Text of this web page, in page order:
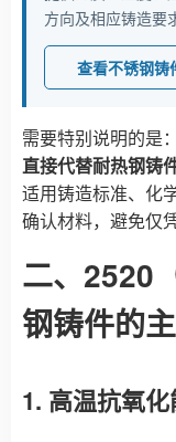
方向及相应铸造要
查看不锈钢铸
需要特别说明的是：
直接代替耐热钢铸
适用铸造标准、化
确认材料，避免仅
二、2520
钢铸件的
1. 高温抗氧